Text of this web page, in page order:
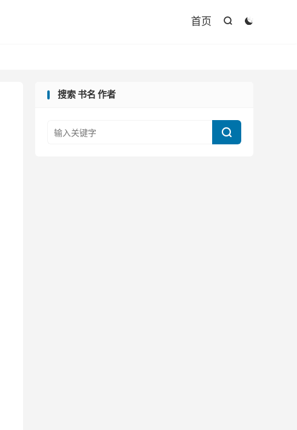


首页
搜索 书名 作者
